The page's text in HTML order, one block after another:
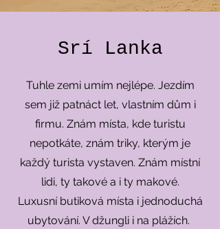
Srí Lanka
Tuhle zemi umím nejlépe. Jezdím
sem již patnáct let, vlastním dům i
firmu. Znám místa, kde turistu
nepotkáte, znám triky, kterým je
každý turista vystaven. Znám místní
lidi, ty takové a i ty makové.
Luxusní butiková místa i jednoduchá
ubytování. V džungli i na plážích.